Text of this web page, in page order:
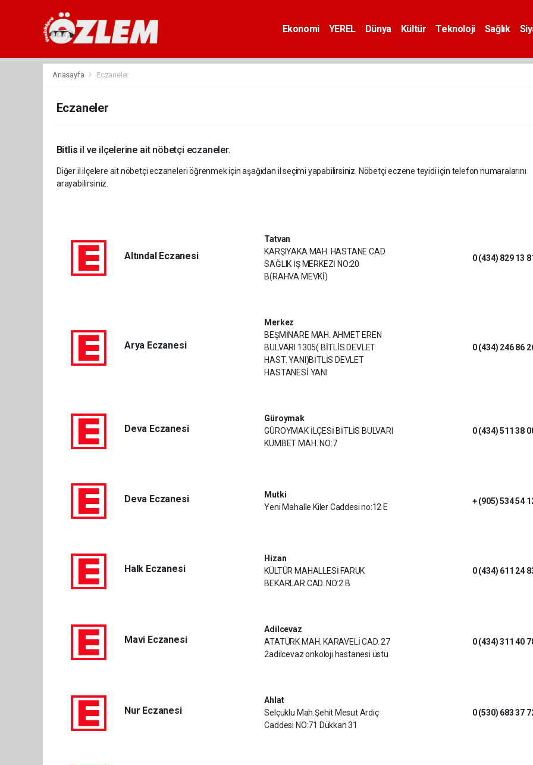
Ekonomi YEREL Dünya Kültür Teknoloji Sağlık
Anasayfa Eczaneler
Eczaneler
Bitlis il ve ilçelerine ait nöbetçi eczaneler.
Diğer il ilçelere ait nöbetçi eczaneleri öğrenmek için aşağıdan il seçimi yapabilirsiniz. Nöbetçi eczene teyidi için telefon numaralarını
arayabilirsiniz.
Altındal Eczanesi
Tatvan
KARŞIYAKA MAH. HASTANE CAD.
SAĞLIK İŞ MERKEZİ NO:20
B(RAHVA MEVKİ)
0 (434) 829 13
Arya Eczanesi
Merkez
BEŞMİNARE MAH. AHMET EREN
BULVARI 1305( BİTLİS DEVLET
HAST. YANI)BİTLİS DEVLET
HASTANESİ YANI
0 (434) 246 86
Deva Eczanesi
Güroymak
GÜROYMAK İLÇESİ BİTLİS BULVARI
KÜMBET MAH. NO:7
0 (434) 511 38
Deva Eczanesi
Mutki
Yeni Mahalle Kiler Caddesi no:12 E
+ (905) 534 54
Halk Eczanesi
Hizan
KÜLTÜR MAHALLESİ FARUK
BEKARLAR CAD. NO:2 B
0 (434) 611 24
Mavi Eczanesi
Adilcevaz
ATATÜRK MAH. KARAVELİ CAD. 27
2adilcevaz onkoloji hastanesi üstü
0 (434) 311 40
Nur Eczanesi
Ahlat
Selçuklu Mah.Şehit Mesut Ardıç
Caddesi NO:71 Dükkan 31
0 (530) 683 37